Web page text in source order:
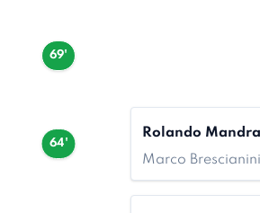
69'
64'
Rolando
Marco Brescianini